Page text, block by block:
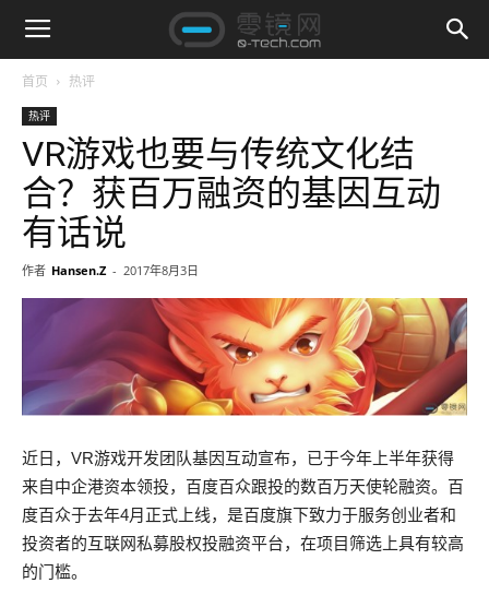
首页 热评
热评
VR游戏也要与传统文化结
合？获百万融资的基因互动
有话说
作者 Hansen.Z - 2017年8月3日
近日，VR游戏开发团队基因互动宣布，已于今年上半年获得
来自中企港资本领投，百度百众跟投的数百万天使轮融资。百
度百众于去年4月正式上线，是百度旗下致力于服务创业者和
投资者的互联网私募股权投融资平台，在项目筛选上具有较高
的门槛。